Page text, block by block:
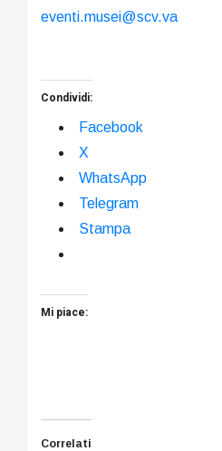
eventi.musei@scv.va
Condividi:
Facebook
X
WhatsApp
Telegram
Stampa
Mi piace:
Correlati